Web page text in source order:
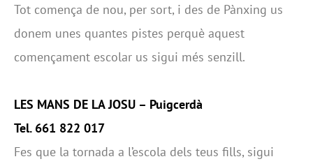
Tot comença de nou, per sort, i des de Pànxing us
donem unes quantes pistes perquè aquest
començament escolar us sigui més senzill.
LES MANS DE LA JOSU – Puigcerdà
Tel. 661 822 017
Fes que la tornada a l’escola dels teus fills, sigui